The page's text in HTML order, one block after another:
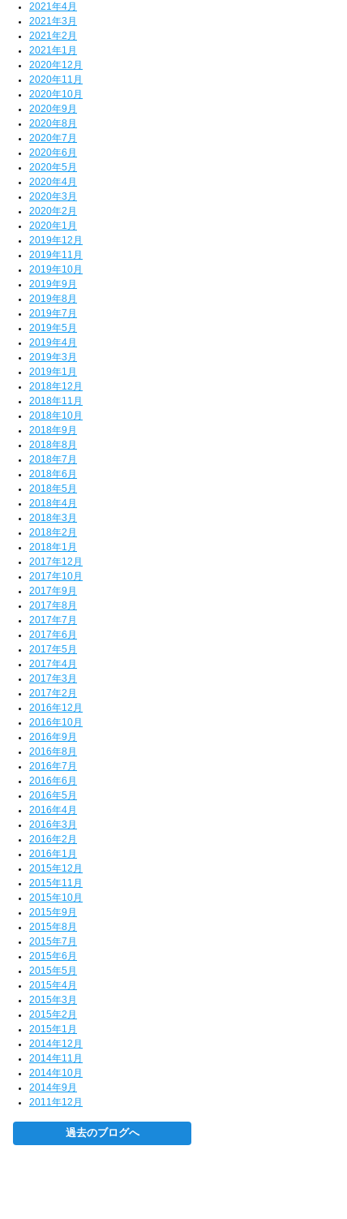
2021年4月
2021年3月
2021年2月
2021年1月
2020年12月
2020年11月
2020年10月
2020年9月
2020年8月
2020年7月
2020年6月
2020年5月
2020年4月
2020年3月
2020年2月
2020年1月
2019年12月
2019年11月
2019年10月
2019年9月
2019年8月
2019年7月
2019年5月
2019年4月
2019年3月
2019年1月
2018年12月
2018年11月
2018年10月
2018年9月
2018年8月
2018年7月
2018年6月
2018年5月
2018年4月
2018年3月
2018年2月
2018年1月
2017年12月
2017年10月
2017年9月
2017年8月
2017年7月
2017年6月
2017年5月
2017年4月
2017年3月
2017年2月
2016年12月
2016年10月
2016年9月
2016年8月
2016年7月
2016年6月
2016年5月
2016年4月
2016年3月
2016年2月
2016年1月
2015年12月
2015年11月
2015年10月
2015年9月
2015年8月
2015年7月
2015年6月
2015年5月
2015年4月
2015年3月
2015年2月
2015年1月
2014年12月
2014年11月
2014年10月
2014年9月
2011年12月
過去のブログへ